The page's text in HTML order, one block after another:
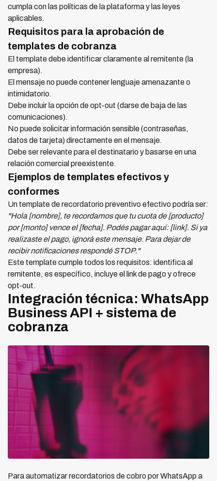
cumpla con las políticas de la plataforma y las leyes
aplicables.
Requisitos para la aprobación de
templates de cobranza
El template debe identificar claramente al remitente (la
empresa).
El mensaje no puede contener lenguaje amenazante o
intimidatorio.
Debe incluir la opción de opt-out (darse de baja de las
comunicaciones).
No puede solicitar información sensible (contraseñas,
datos de tarjeta) directamente en el mensaje.
Debe ser relevante para el destinatario y basarse en una
relación comercial preexistente.
Ejemplos de templates efectivos y
conformes
Un template de recordatorio preventivo efectivo podría ser:
"Hola [nombre], te recordamos que tu cuota de [producto]
por [monto] vence el [fecha]. Podés pagar aquí: [link]. Si ya
realizaste el pago, ignorá este mensaje. Para dejar de
recibir notificaciones respondé STOP."
Este template cumple todos los requisitos: identifica al
remitente, es específico, incluye el link de pago y ofrece
opt-out.
Integración técnica: WhatsApp
Business API + sistema de
cobranza
Para automatizar recordatorios de cobro por WhatsApp a